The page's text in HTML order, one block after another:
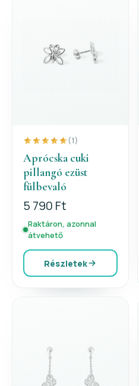
(1)
Aprócska cuki
pillangó ezüst
fülbevaló
5 790 Ft
Raktáron, azonnal
átvehető
Részletek